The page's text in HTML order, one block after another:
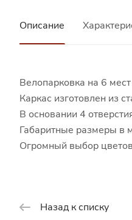
Описание
Велопарковка на 6
Каркас изготовлен из
В основании 4
Габаритные размеры
Огромный выбор
Назад к списку